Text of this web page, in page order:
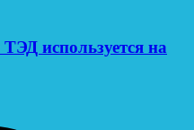
используется на